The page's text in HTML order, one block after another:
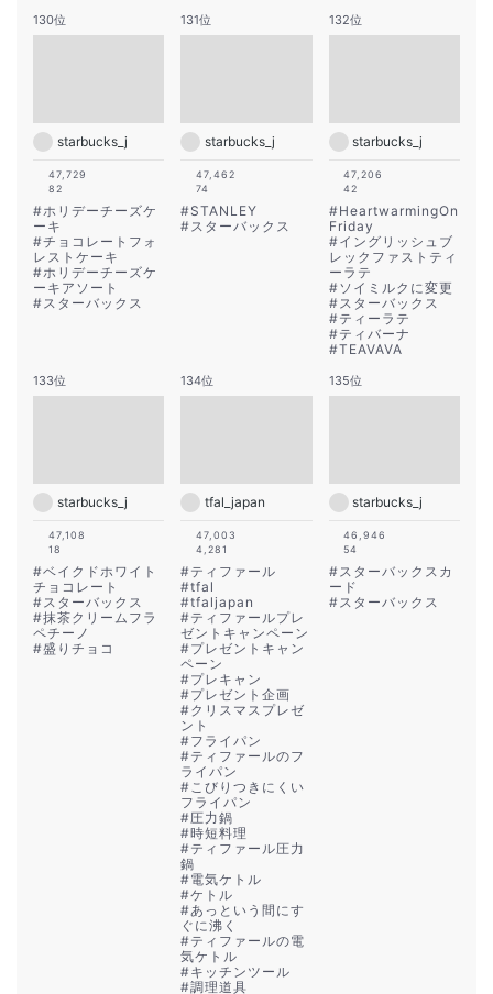
130位
starbucks_j
47,729
82
#ホリデーチーズケ
ーキ
#チョコレートフォ
レストケーキ
#ホリデーチーズケ
ーキアソート
# スターバックス
131位
starbucks_j
47,462
74
#STANLEY
# スターバックス
132位
starbucks_j
47,206
42
#HeartwarmingOn
Friday
#イングリッシュブ
レックファストティ
ーラテ
#ソイミルクに変更
# スターバックス
#ティーラテ
#ティバーナ
#TEAVAVA
133位
starbucks_j
47,108
18
#ベイクドホワイト
チョコレート
# スターバックス
#抹茶クリームフラ
ペチーノ
#盛りチョコ
134位
tfal_japan
47,003
4,281
#ティファール
#tfal
#tfaljapan
#ティファールプレ
ゼントキャンペーン
#プレゼントキャン
ペーン
#プレキャン
#プレゼント企画
#クリスマスプレゼ
ント
#フライパン
#ティファールのフ
ライパン
# こびりつきにくい
フライパン
#圧力鍋
#時短料理
#ティファール圧力
鍋
#電気ケトル
#ケトル
#あっという間にす
ぐに沸く
#ティファールの電
気ケトル
#キッチンツール
#調理道具
135位
starbucks_j
46,946
54
# スターバックスカ
ード
# スターバックス